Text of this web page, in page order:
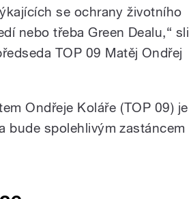
se ochrany životního
nebo třeba Green Dealu,“
TOP 09 Matěj Ondřej
Ondřeje Koláře (TOP 09)
bude spolehlivým zastáncem